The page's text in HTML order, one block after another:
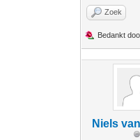
Zoek
Bedankt
Niels